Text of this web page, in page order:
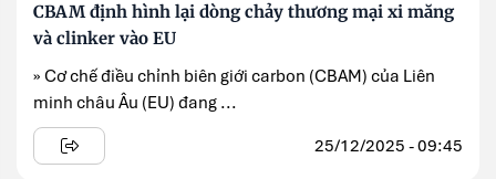
CBAM định hình lại dòng chảy thương mại xi măng
và clinker vào EU
» Cơ chế điều chỉnh biên giới carbon (CBAM) của Liên
minh châu Âu (EU) đang ...
25/12/2025 - 09:45